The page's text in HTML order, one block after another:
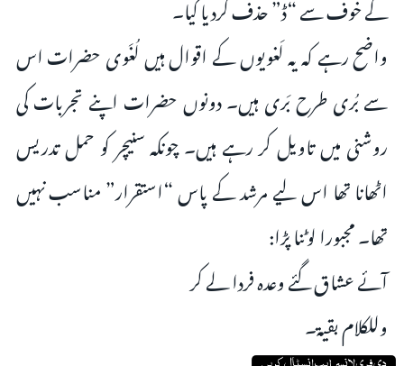
واضح رہے کہ یہ لَغویوں کے اقوال ہیں لُغَوی حضرات اس
سے بُری طرح بَری ہیں۔ دونوں حضرات اپنے تجربات کی
روشنی میں تاویل کر رہے ہیں۔ چونکہ سنیچر کو حمل تدریس
اٹھانا تھا اس لیے مرشد کے پاس “استقرار” مناسب نہیں
تھا۔ مجبورا لوٹنا پڑا:
آئے عشاق گئے وعدہ فردا لے کر
وللكلام بقية۔